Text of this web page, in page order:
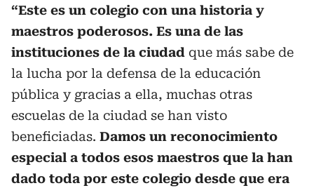
“Este es un colegio con una historia y
maestros poderosos. Es una de las
instituciones de la ciudad que más sabe de
la lucha por la defensa de la educación
pública y gracias a ella, muchas otras
escuelas de la ciudad se han visto
beneficiadas. Damos un reconocimiento
especial a todos esos maestros que la han
dado toda por este colegio desde que era